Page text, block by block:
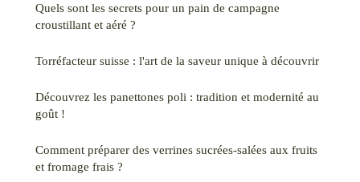
Quels sont les secrets pour un pain de campagne
croustillant et aéré ?
Torréfacteur suisse : l'art de la saveur unique à découvrir
Découvrez les panettones poli : tradition et modernité au
goût !
Comment préparer des verrines sucrées-salées aux fruits
et fromage frais ?